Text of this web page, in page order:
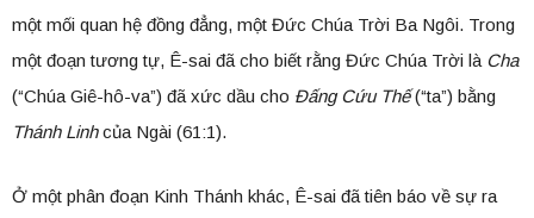
một mối quan hệ đồng đẳng, một Đức Chúa Trời Ba Ngôi. Trong
một đoạn tương tự, Ê-sai đã cho biết rằng Đức Chúa Trời là Cha
(“Chúa Giê-hô-va”) đã xức dầu cho Đấng Cứu Thế(“ta”) bằng
Thánh Linhcủa Ngài (61:1).
Ở một phân đoạn Kinh Thánh khác, Ê-sai đã tiên báo về sự ra